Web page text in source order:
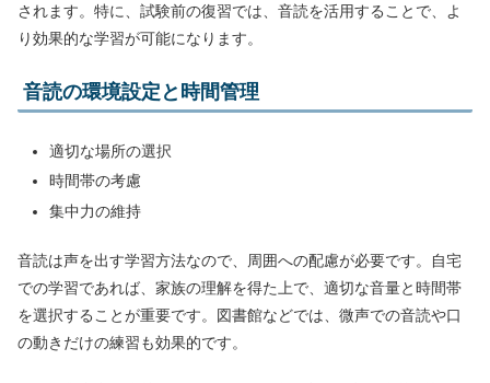
されます。特に、試験前の復習では、音読を活用することで、よ
り効果的な学習が可能になります。
音読の環境設定と時間管理
適切な場所の選択
時間帯の考慮
集中力の維持
音読は声を出す学習方法なので、周囲への配慮が必要です。自宅
での学習であれば、家族の理解を得た上で、適切な音量と時間帯
を選択することが重要です。図書館などでは、微声での音読や口
の動きだけの練習も効果的です。